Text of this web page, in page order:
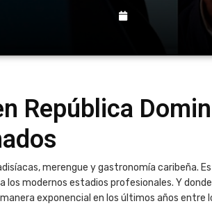
República
merengue y gastronomía caribeña.
los modernos estadios profesionales. Y
exponencial en los últimos años entre